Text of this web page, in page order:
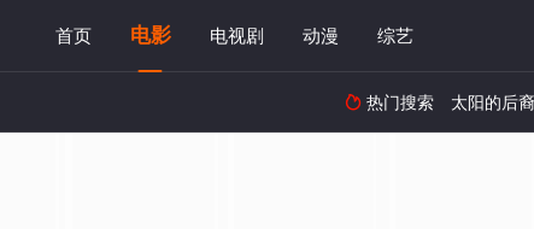
首页 电影 电视剧 动漫 综艺
 热门搜索 太阳的后裔